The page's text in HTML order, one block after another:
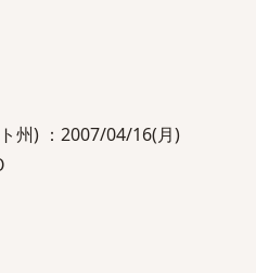
州) ：2007/04/16(月)